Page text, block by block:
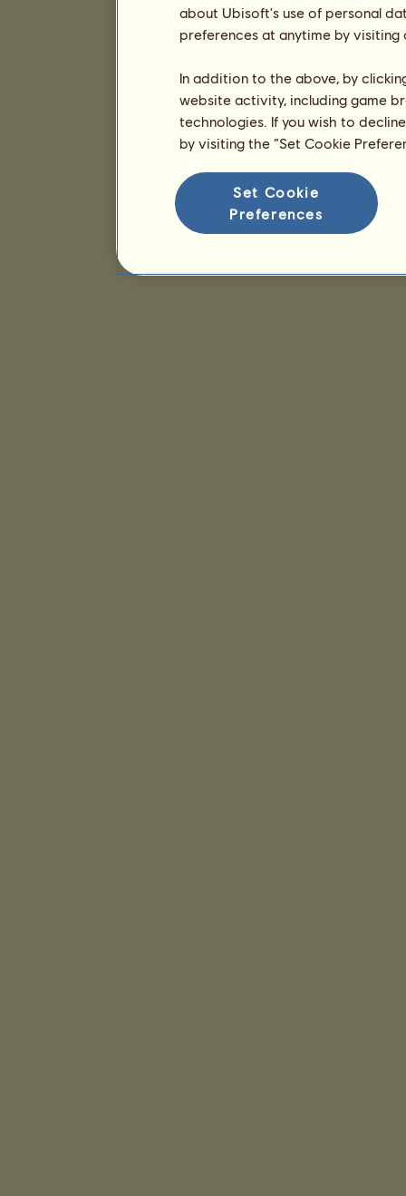
about Ubisoft's use of personal
preferences at anytime by
In addition to the above, by
website activity, including game
technologies. If you wish to
by visiting the “Set Cookie
Set Cookie
Preferences